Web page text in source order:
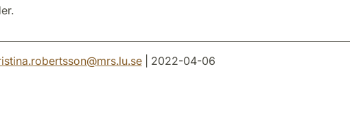
@mrs.lu.se| 2022-04-06